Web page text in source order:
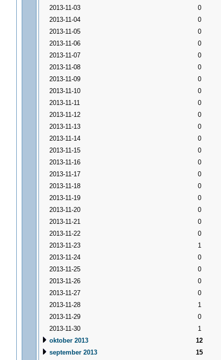
2013-11-03
0
2013-11-04
0
2013-11-05
0
2013-11-06
0
2013-11-07
0
2013-11-08
0
2013-11-09
0
2013-11-10
0
2013-11-11
0
2013-11-12
0
2013-11-13
0
2013-11-14
0
2013-11-15
0
2013-11-16
0
2013-11-17
0
2013-11-18
0
2013-11-19
0
2013-11-20
0
2013-11-21
0
2013-11-22
0
2013-11-23
1
2013-11-24
0
2013-11-25
0
2013-11-26
0
2013-11-27
0
2013-11-28
1
2013-11-29
0
2013-11-30
1
oktober 2013
12
september 2013
15